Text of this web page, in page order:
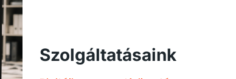
Szolgáltatásaink